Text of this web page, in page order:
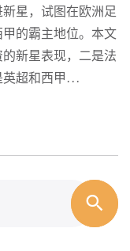
星，试图在欧洲足
的霸主地位。本文
新星表现，二是法
超和西甲...